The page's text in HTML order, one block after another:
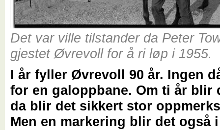
Det var ville tilstander da Peter
gjestet Øvrevoll for å ri løp i 1955.
I år fyller Øvrevoll 90 år. Ingen
for en galoppbane. Om ti år blir
da blir det sikkert stor
Men en markering blir det også